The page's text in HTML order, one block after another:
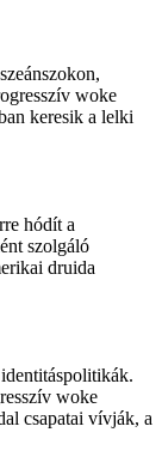
woke
keresik a lelki
hódít a
szolgáló
druida
woke
csapatai vívják, a